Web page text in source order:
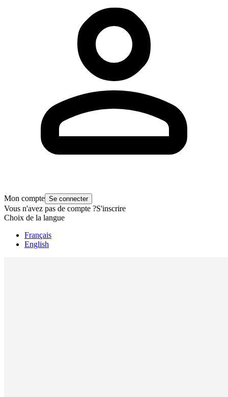
Mon compte Se connecter
Vous n'avez pas de compte ?S'inscrire
Choix de la langue
Français
English